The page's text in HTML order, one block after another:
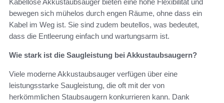
bewegen sich mühelos durch engen Räume, ohne dass ein
Kabel im Weg ist. Sie sind zudem beutellos, was bedeutet,
dass die Entleerung einfach und wartungsarm ist.
Wie stark ist die Saugleistung bei Akkustaubsaugern?
Viele moderne Akkustaubsauger verfügen über eine
leistungsstarke Saugleistung, die oft mit der von
herkömmlichen Staubsaugern konkurrieren kann. Dank